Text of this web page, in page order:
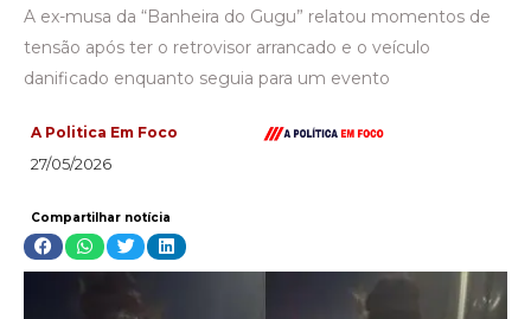
A ex-musa da “Banheira do Gugu” relatou momentos de
tensão após ter o retrovisor arrancado e o veículo
danificado enquanto seguia para um evento
A Politica Em Foco
27/05/2026
Compartilhar notícia